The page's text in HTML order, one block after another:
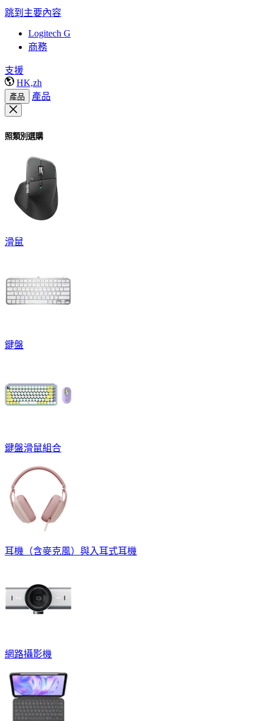
跳到主要內容
Logitech G
商務
支援
HK,zh
產品 產品
照類別選購
滑鼠
鍵盤
鍵盤滑鼠組合
耳機（含麥克風）與入耳式耳機
網路攝影機